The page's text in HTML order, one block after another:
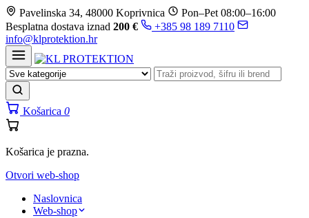
Prijeđi
na
sadržaj
Pavelinska 34, 48000 Koprivnica
Pon–Pet 08:00–16:00
Besplatna dostava iznad 200 €
+385 98 189 7110
info@klprotektion.hr
Košarica 0
Košarica je prazna.
Otvori web-shop
Naslovnica
Web-shop